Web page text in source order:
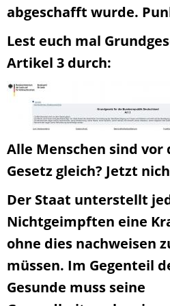
abgeschafft wurde.
Lest euch mal
Artikel 3 durch:
Alle Menschen sind vor
Gesetz gleich? Jetzt
Der Staat unterstellt
Nichtgeimpften eine
ohne dies nachweisen
müssen. Im Gegenteil
Gesunde muss seine